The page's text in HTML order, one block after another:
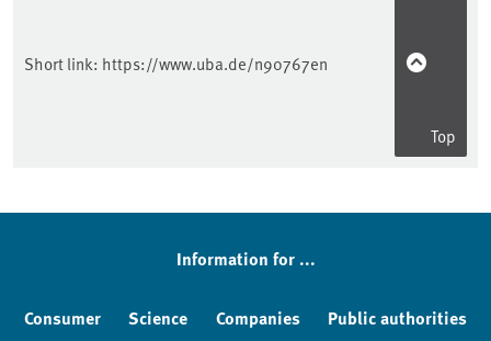
Short link: https://www.uba.de/n90767en
Top
Information for ...
Consumer Science Companies Public authorities